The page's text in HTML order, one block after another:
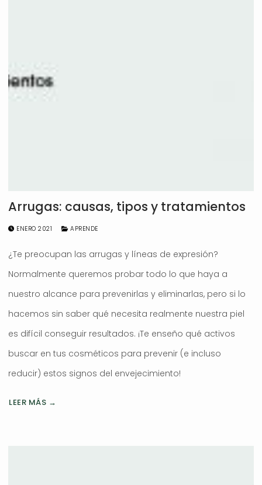
Arrugas: causas, tipos y tratamientos
ENERO 2021 APRENDE
¿Te preocupan las arrugas y líneas de expresión?
Normalmente queremos probar todo lo que haya a
nuestro alcance para prevenirlas y eliminarlas, pero si lo
hacemos sin saber qué necesita realmente nuestra piel
es difícil conseguir resultados. ¡Te enseño qué activos
buscar en tus cosméticos para prevenir (e incluso
reducir) estos signos del envejecimiento!
LEER MÁS →